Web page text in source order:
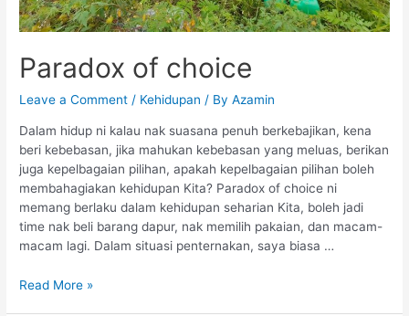
Paradox of choice
Leave a Comment / Kehidupan / ByAzamin
Dalam hidup ni kalau nak suasana penuh berkebajikan, kena
beri kebebasan, jika mahukan kebebasan yang meluas, berikan
juga kepelbagaian pilihan, apakah kepelbagaian pilihan boleh
membahagiakan kehidupan Kita? Paradox of choice ni
memang berlaku dalam kehidupan seharian Kita, boleh jadi
time nak beli barang dapur, nak memilih pakaian, dan macam-
macam lagi. Dalam situasi penternakan, saya biasa …
Read More »